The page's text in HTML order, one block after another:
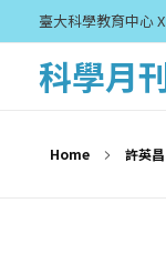
臺大科學教育中心
科學月
Home 許英昌